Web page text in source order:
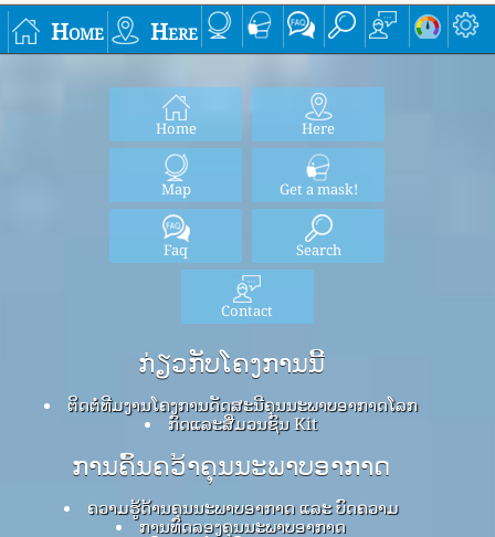
Home Here
Home Here
Map Get a mask!
Faq Search
Contact
ກ່ຽວກັບໂຄງການນີ້
ຕິດຕໍ່ທີມງານໂຄງການດັດສະນີຄຸນນະພາບອາກາດໂລກ
ກົດ​ແລະ​ສື່​ມວນ​ຊົນ Kit
ການຄົ້ນຄວ້າຄຸນນະພາບອາກາດ
ຄວາມຮູ້ດ້ານຄຸນນະພາບອາກາດ ແລະ ບົດຄວາມ
ການທົດລອງຄຸນນະພາບອາກາດ